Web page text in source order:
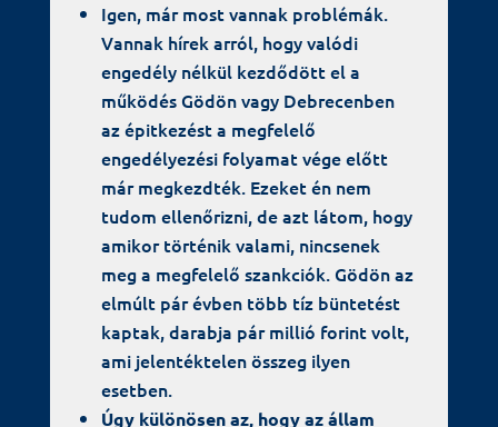
Igen, már most vannak problémák.
Vannak hírek arról, hogy valódi
engedély nélkül kezdődött el a
működés Gödön vagy Debrecenben
az épitkezést a megfelelő
engedélyezési folyamat vége előtt
már megkezdték. Ezeket én nem
tudom ellenőrizni, de azt látom, hogy
amikor történik valami, nincsenek
meg a megfelelő szankciók. Gödön az
elmúlt pár évben több tíz büntetést
kaptak, darabja pár millió forint volt,
ami jelentéktelen összeg ilyen
esetben.
Úgy különösen az, hogy az állam